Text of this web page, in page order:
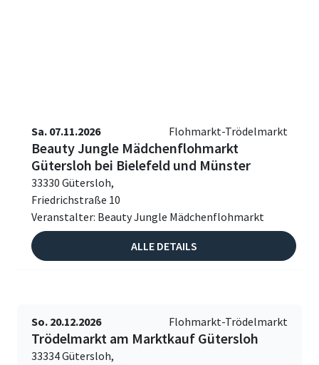
Sa. 07.11.2026 Flohmarkt-Trödelmarkt
Beauty Jungle Mädchenflohmarkt
Gütersloh bei Bielefeld und Münster
33330 Gütersloh,
Friedrichstraße 10
Veranstalter: Beauty Jungle Mädchenflohmarkt
ALLE DETAILS
So. 20.12.2026 Flohmarkt-Trödelmarkt
Trödelmarkt am Marktkauf Gütersloh
33334 Gütersloh,